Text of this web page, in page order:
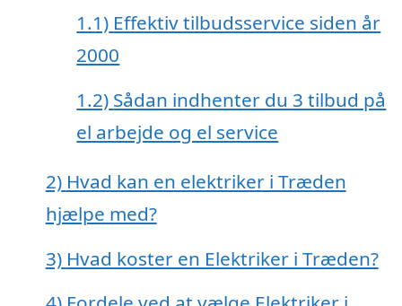
1.1) Effektiv tilbudsservice siden år
2000
1.2) Sådan indhenter du 3 tilbud på
el arbejde og el service
2) Hvad kan en elektriker i Træden
hjælpe med?
3) Hvad koster en Elektriker i Træden?